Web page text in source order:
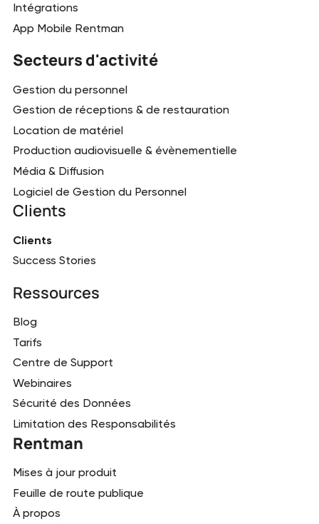
Intégrations
App Mobile Rentman
Secteurs d'activité
Gestion du personnel
Gestion de réceptions & de restauration
Location de matériel
Production audiovisuelle & évènementielle
Média & Diffusion
Logiciel de Gestion du Personnel
Clients
Clients
Success Stories
Ressources
Blog
Tarifs
Centre de Support
Webinaires
Sécurité des Données
Limitation des Responsabilités
Rentman
Mises à jour produit
Feuille de route publique
À propos